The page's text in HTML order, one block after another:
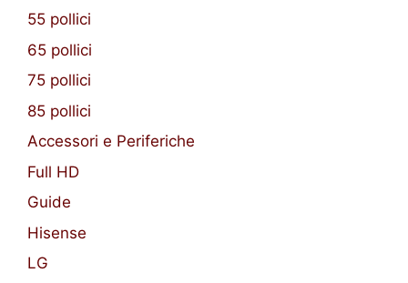
55 pollici
65 pollici
75 pollici
85 pollici
Accessori e Periferiche
Full HD
Guide
Hisense
LG